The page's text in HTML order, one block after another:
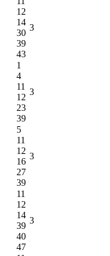
12
14
30
39
43
3
1
4
11
12
23
39
3
5
11
12
16
27
39
3
11
12
14
39
40
47
3